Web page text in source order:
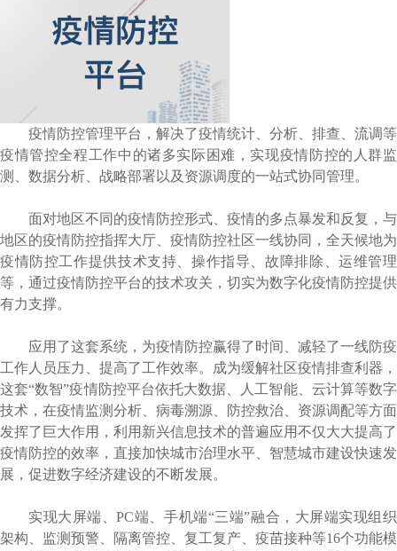
疫情防控管理平台，解决了疫情统计、分析、排查、流调等
疫情管控全程工作中的诸多实际困难，实现疫情防控的人群监
测、数据分析、战略部署以及资源调度的一站式协同管理。
面对地区不同的疫情防控形式、疫情的多点暴发和反复，与
地区的疫情防控指挥大厅、疫情防控社区一线协同，全天候地为
疫情防控工作提供技术支持、操作指导、故障排除、运维管理
等，通过疫情防控平台的技术攻关，切实为数字化疫情防控提供
有力支撑。
应用了这套系统，为疫情防控赢得了时间、减轻了一线防疫
工作人员压力、提高了工作效率。成为缓解社区疫情排查利器，
这套“数智”疫情防控平台依托大数据、人工智能、云计算等数字
技术，在疫情监测分析、病毒溯源、防控救治、资源调配等方面
发挥了巨大作用，利用新兴信息技术的普遍应用不仅大大提高了
疫情防控的效率，直接加快城市治理水平、智慧城市建设快速发
展，促进数字经济建设的不断发展。
实现大屏端、PC端、手机端“三端”融合，大屏端实现组织
架构、监测预警、隔离管控、复工复产、疫苗接种等16个功能模